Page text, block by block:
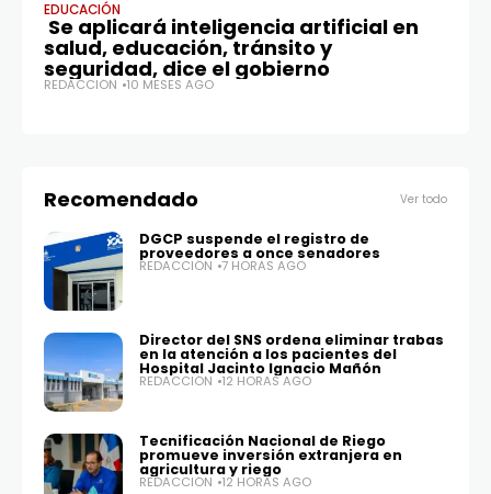
EDUCACIÓN
Se aplicará inteligencia artificial en
salud, educación, tránsito y
seguridad, dice el gobierno
REDACCIÓN 10 MESES AGO
Recomendado Ver todo
DGCP suspende el registro de
proveedores a once senadores
REDACCIÓN 7 HORAS AGO
Director del SNS ordena eliminar trabas
en la atención a los pacientes del
Hospital Jacinto Ignacio Mañón
REDACCIÓN 12 HORAS AGO
Tecnificación Nacional de Riego
promueve inversión extranjera en
agricultura y riego
REDACCIÓN 12 HORAS AGO